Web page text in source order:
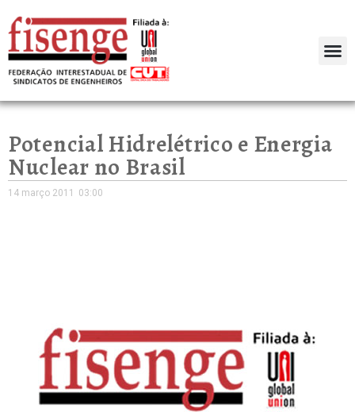
Potencial Hidrelétrico e Energia
Nuclear no Brasil
14 março 2011 03:00